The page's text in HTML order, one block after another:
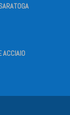
ACCIAIO